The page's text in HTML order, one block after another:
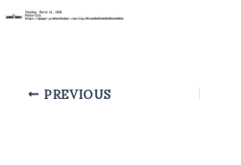
PREVIOUS